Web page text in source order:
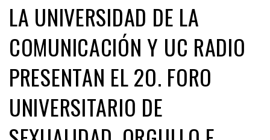
LA UNIVERSIDAD DE LA
COMUNICACIÓN Y UC RADIO
PRESENTAN EL 2O. FORO
UNIVERSITARIO DE